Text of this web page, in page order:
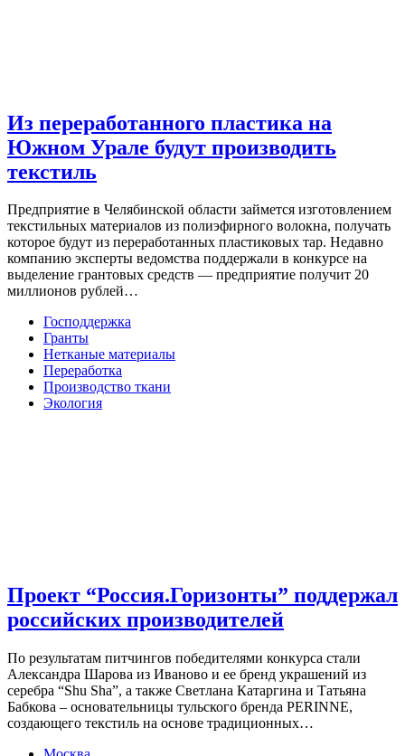
Из переработанного пластика на
Южном Урале будут производить
текстиль
Предприятие в Челябинской области займется изготовлением
текстильных материалов из полиэфирного волокна, получать
которое будут из переработанных пластиковых тар. Недавно
компанию эксперты ведомства поддержали в конкурсе на
выделение грантовых средств — предприятие получит 20
миллионов рублей…
Господдержка
Гранты
Нетканые материалы
Переработка
Производство ткани
Экология
Проект “Россия.Горизонты” поддержал
российских производителей
По результатам питчингов победителями конкурса стали
Александра Шарова из Иваново и ее бренд украшений из
серебра “Shu Sha”, а также Светлана Катаргина и Татьяна
Бабкова – основательницы тульского бренда PERINNE,
создающего текстиль на основе традиционных…